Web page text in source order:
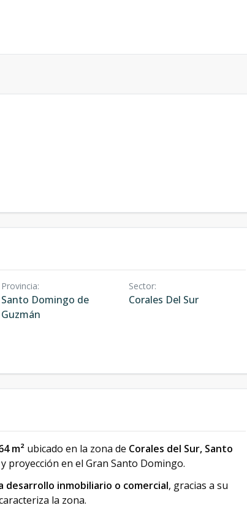
Provincia:
Santo Domingo de
Guzmán
Sector:
Corales Del Sur
m² ubicado en la zona de Corales del Sur, Santo
proyección en el Gran Santo Domingo.
inmobiliario o comercial, gracias a su
la zona.